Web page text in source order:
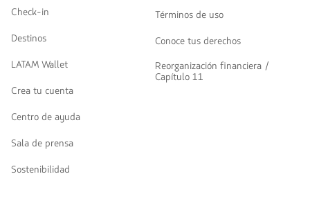
Check-in
Destinos
LATAM Wallet
Crea tu cuenta
Centro de ayuda
Sala de prensa
Sostenibilidad
Términos de uso
Conoce tus derechos
Reorganización financiera /
Capítulo 11